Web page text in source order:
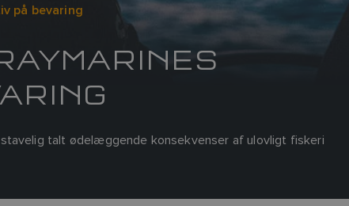
på bevaring
talt ødelæggende konsekvenser af ulovligt fiskeri